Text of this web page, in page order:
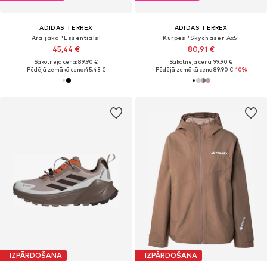
ADIDAS TERREX
Āra jaka 'Essentials'
45,44 €
Sākotnējā cena: 89,90 €
Pēdējā zemākā cena:45,43 €
ADIDAS TERREX
Kurpes 'Skychaser Ax5'
80,91 €
Sākotnējā cena: 99,90 €
Pēdējā zemākā cena:89,90 €-10%
IZPĀRDOŠANA IZPĀRDOŠANA